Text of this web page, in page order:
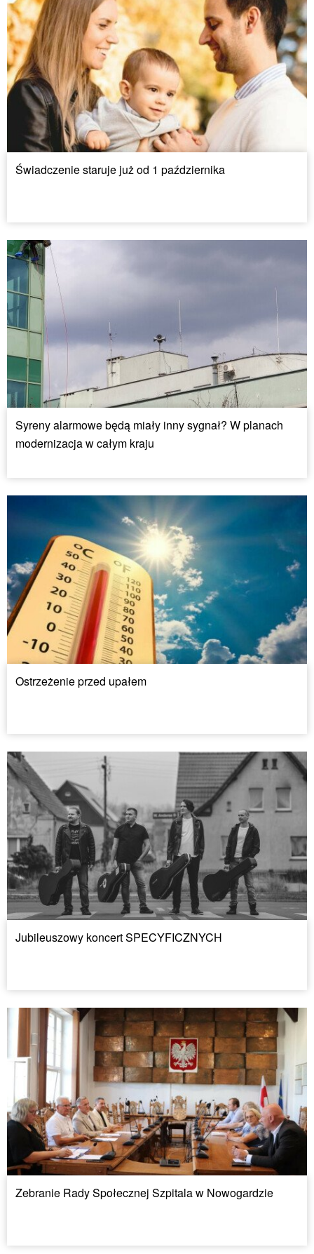
Świadczenie staruje już od 1 października
Syreny alarmowe będą miały inny sygnał? W planach
modernizacja w całym kraju
Ostrzeżenie przed upałem
Jubileuszowy koncert SPECYFICZNYCH
Zebranie Rady Społecznej Szpitala w Nowogardzie